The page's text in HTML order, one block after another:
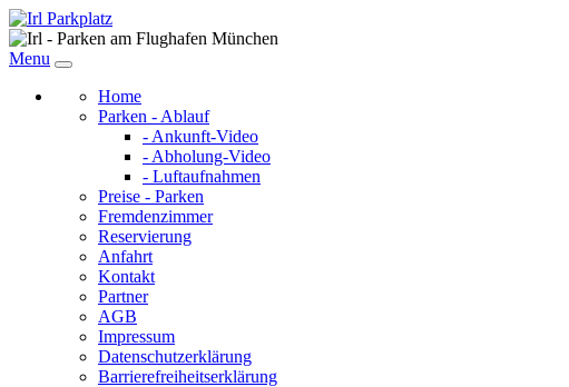
Menu
Home
Parken - Ablauf
- Ankunft-Video
- Abholung-Video
- Luftaufnahmen
Preise - Parken
Fremdenzimmer
Reservierung
Anfahrt
Kontakt
Partner
AGB
Impressum
Datenschutzerklärung
Barrierefreiheitserklärung